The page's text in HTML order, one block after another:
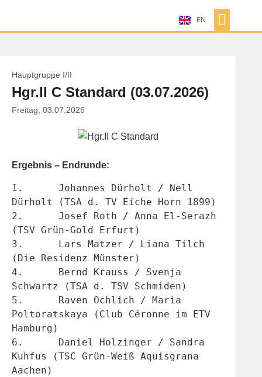
EN
Hauptgruppe I/II
Hgr.II C Standard (03.07.2026)
Freitag, 03.07.2026
Ergebnis – Endrunde:
1.	Johannes Dürholt / Nell
Dürholt (TSA d. TV Eiche Horn 1899)
2.	Josef Roth / Anna El-Serazh
(TSV Grün-Gold Erfurt)
3.	Lars Matzer / Liana Tilch
(Die Residenz Münster)
4.	Bernd Krauss / Svenja
Schwartz (TSA d. TSV Schmiden)
5.	Raven Ochlich / Maria
Poltoratskaya (Club Céronne im ETV
Hamburg)
6.	Daniel Holzinger / Sandra
Kuhfus (TSC Grün-Weiß Aquisgrana
Aachen)